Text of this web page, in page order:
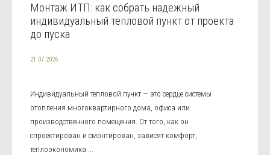
Монтаж ИТП: как собрать надежный
индивидуальный тепловой пункт от проекта
до пуска
21.07.2026
Индивидуальный тепловой пункт — это сердце системы
отопления многоквартирного дома, офиса или
производственного помещения. От того, как он
спроектирован и смонтирован, зависят комфорт,
теплоэкономика ...